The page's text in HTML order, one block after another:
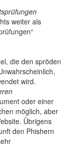
weiter als
die den spröden
wird.
oder einer
möglich, aber
Übrigens
den Phishern